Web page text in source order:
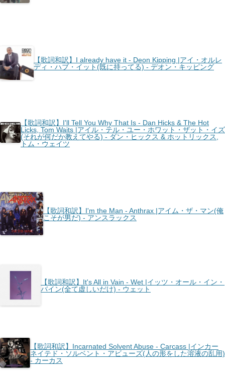
【歌詞和訳】I already have it - Deon Kipping |アイ・オルレ
ディ・ハブ・イット(既に持ってる) - デオン・キッピング
【歌詞和訳】I'll Tell You Why That Is - Dan Hicks & The Hot
Licks, Tom Waits |アイル・テル・ユー・ホワット・ザット・イズ
(それが何だか教えてやる) - ダン・ヒックス & ホットリックス,
トム・ウェイツ
【歌詞和訳】I'm the Man - Anthrax |アイム・ザ・マン(俺
こそが男だ) - アンスラックス
【歌詞和訳】It's All in Vain - Wet |イッツ・オール・イン・
バイン(全て虚しいだけ) - ウェット
【歌詞和訳】Incarnated Solvent Abuse - Carcass |インカー
ネイテド・ソルベント・アビューズ(人の形をした溶液の乱用)
- カーカス